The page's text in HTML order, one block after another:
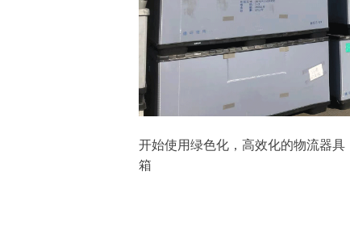
开始使用绿色化，高效化的物流器
箱